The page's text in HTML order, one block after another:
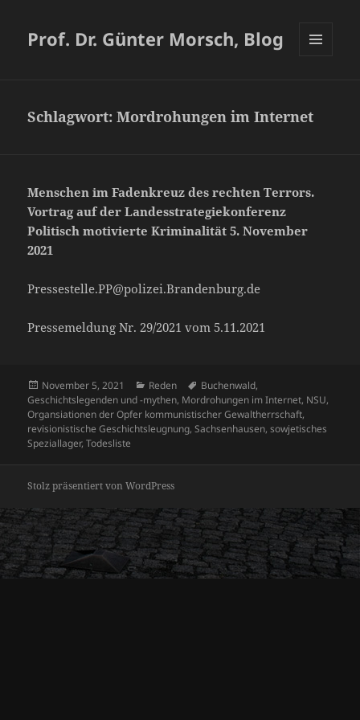
Prof. Dr. Günter Morsch, Blog
Schlagwort:Mordrohungen im Internet
Menschen im Fadenkreuz des rechten Terrors.
Vortrag auf der Landesstrategiekonferenz
Politisch motivierte Kriminalität 5. November
2021
Pressestelle.PP@polizei.Brandenburg.de
Pressemeldung Nr. 29/2021 vom 5.11.2021
Veröffentlicht
am
November 5, 2021 Kategorien
Reden Schlagwörter
Buchenwald,
Geschichtslegenden und -mythen, Mordrohungen im Internet, NSU,
Organsiationen der Opfer kommunistischer Gewaltherrschaft,
revisionistische Geschichtsleugnung,Sachsenhausen,sowjetisches
Speziallager,Todesliste
Stolz präsentiert von WordPress